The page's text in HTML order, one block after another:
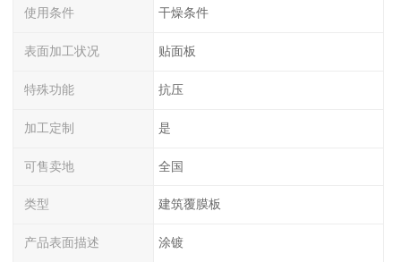
使用条件 干燥条件
表面加工状况 贴面板
特殊功能 抗压
加工定制 是
可售卖地 全国
类型 建筑覆膜板
产品表面描述 涂镀